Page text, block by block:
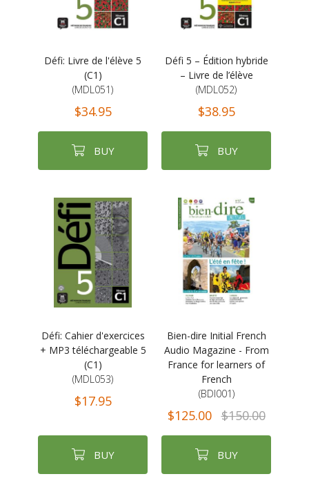
Défi: Livre de l'élève 5
(C1)
(MDL051)
$34.95
BUY
Défi 5 – Édition hybride
– Livre de l’élève
(MDL052)
$38.95
BUY
Défi: Cahier d'exercices
+ MP3 téléchargeable 5
(C1)
(MDL053)
$17.95
BUY
Bien-dire Initial French
Audio Magazine - From
France for learners of
French
(BDI001)
$125.00 $150.00
BUY